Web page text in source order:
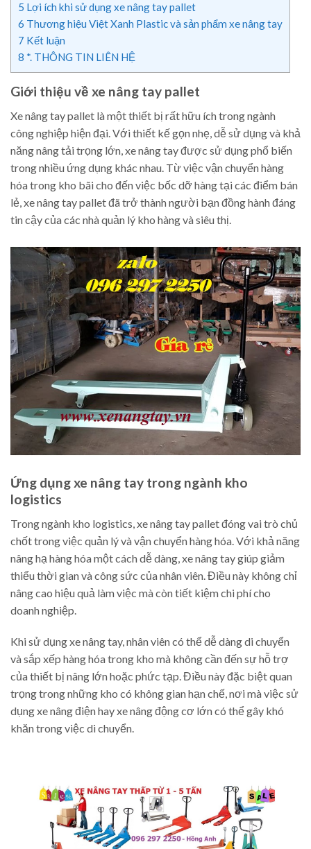
5 Lợi ích khi sử dụng xe nâng tay pallet
6 Thương hiệu Việt Xanh Plastic và sản phẩm xe nâng tay
7 Kết luận
8 *. THÔNG TIN LIÊN HỆ
Giới thiệu về xe nâng tay pallet
Xe nâng tay pallet là một thiết bị rất hữu ích trong ngành
công nghiệp hiện đại. Với thiết kế gọn nhẹ, dễ sử dụng và khả
năng nâng tải trọng lớn, xe nâng tay được sử dụng phổ biến
trong nhiều ứng dụng khác nhau. Từ việc vận chuyển hàng
hóa trong kho bãi cho đến việc bốc dỡ hàng tại các điểm bán
lẻ, xe nâng tay pallet đã trở thành người bạn đồng hành đáng
tin cậy của các nhà quản lý kho hàng và siêu thị.
Ứng dụng xe nâng tay trong ngành kho
logistics
Trong ngành kho logistics, xe nâng tay pallet đóng vai trò chủ
chốt trong việc quản lý và vận chuyển hàng hóa. Với khả năng
nâng hạ hàng hóa một cách dễ dàng, xe nâng tay giúp giảm
thiểu thời gian và công sức của nhân viên. Điều này không chỉ
nâng cao hiệu quả làm việc mà còn tiết kiệm chi phí cho
doanh nghiệp.
Khi sử dụng xe nâng tay, nhân viên có thể dễ dàng di chuyển
và sắp xếp hàng hóa trong kho mà không cần đến sự hỗ trợ
của thiết bị nâng lớn hoặc phức tạp. Điều này đặc biệt quan
trọng trong những kho có không gian hạn chế, nơi mà việc sử
dụng xe nâng điện hay xe nâng động cơ lớn có thể gây khó
khăn trong việc di chuyển.